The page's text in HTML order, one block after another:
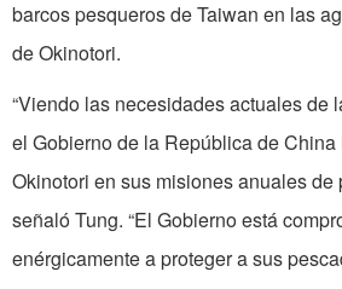
barcos pesqueros de Taiwan en las
de Okinotori.
“Viendo las necesidades actuales de
el Gobierno de la República de
Okinotori en sus misiones anuales de
señaló Tung. “El Gobierno está
enérgicamente a proteger a sus